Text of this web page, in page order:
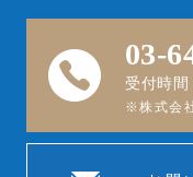
03-
受付時間
※株式会